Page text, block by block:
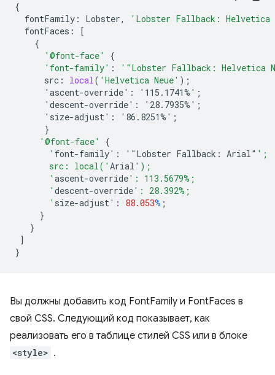
{
fontFamily : Lobster,
'Lobster Fallback: Helvetica
fontFaces :
[
{
'@font-face'
{
'font-family' :
'"Lobster Fallback: Helvetica
src : local( 'Helvetica Neue' );
'ascent-override':
'115.1741%' ;
'descent-override':
'28.7935%' ;
'size-adjust':
'86.8251%' ;
}
'@font-face'
{
'font-family':
'"Lobster Fallback : Arial" ';
       src: local('
Arial ');
       '
ascent-override': 113.5679%;
       '
descent-override': 28.392%;
       '
size-adjust' : 88.053% ;
}
}
]
}
Вы должны добавить код FontFamily и FontFaces в
свой CSS. Следующий код показывает, как
реализовать его в таблице стилей CSS или в блоке
<style> .